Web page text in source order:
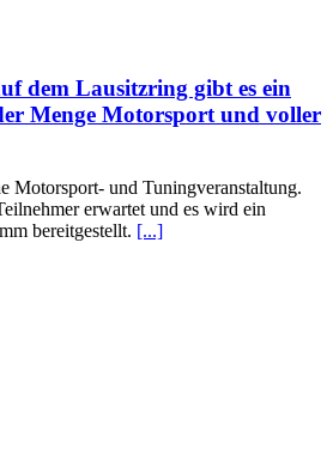
dem Lausitzring gibt es ein
Menge Motorsport und voller
Motorsport- und Tuningveranstaltung.
erwartet und es wird ein
bereitgestellt. [...]